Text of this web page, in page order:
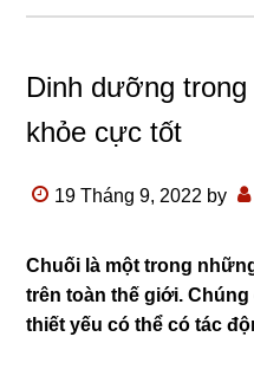
Dinh dưỡng
khỏe cực tốt
19 Tháng 9, 2022 by
Chuối là một trong
trên toàn thế giới.
thiết yếu có thể có tác